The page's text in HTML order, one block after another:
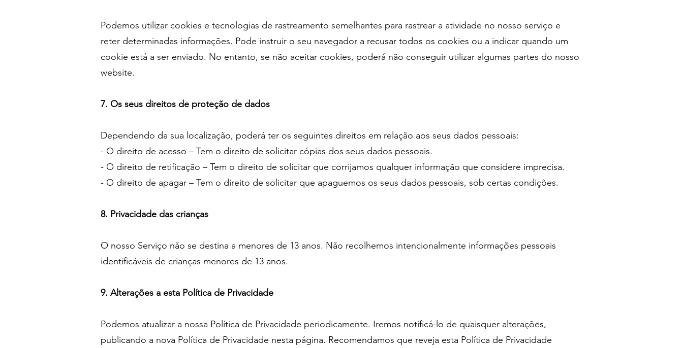
Podemos utilizar cookies e tecnologias de rastreamento semelhantes para rastrear a atividade no nosso serviço e
reter determinadas informações. Pode instruir o seu navegador a recusar todos os cookies ou a indicar quando um
cookie está a ser enviado. No entanto, se não aceitar cookies, poderá não conseguir utilizar algumas partes do nosso
website.
7. Os seus direitos de proteção de dados
Dependendo da sua localização, poderá ter os seguintes direitos em relação aos seus dados pessoais:
- O direito de acesso – Tem o direito de solicitar cópias dos seus dados pessoais.
- O direito de retificação – Tem o direito de solicitar que corrijamos qualquer informação que considere imprecisa.
- O direito de apagar – Tem o direito de solicitar que apaguemos os seus dados pessoais, sob certas condições.
8. Privacidade das crianças
O nosso Serviço não se destina a menores de 13 anos. Não recolhemos intencionalmente informações pessoais
identificáveis de crianças menores de 13 anos.
9. Alterações a esta Política de Privacidade
Podemos atualizar a nossa Política de Privacidade periodicamente. Iremos notificá-lo de quaisquer alterações,
publicando a nova Política de Privacidade nesta página. Recomendamos que reveja esta Política de Privacidade